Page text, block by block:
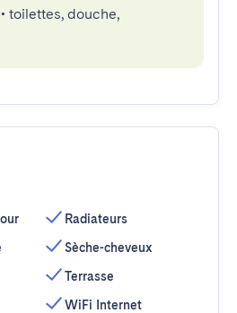
• toilettes, douche,
Radiateurs
Sèche-cheveux
Terrasse
WiFi Internet